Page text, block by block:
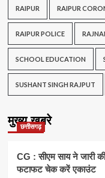
RAIPUR RAIPUR
RAIPUR POLICE
SCHOOL EDUCATION
SUSHANT SINGH RAJPUT
मुख्य खबरे
छत्तीसगढ़
CG : सीएम साय ने जारी
फटाफट चेक करें एकाउंट